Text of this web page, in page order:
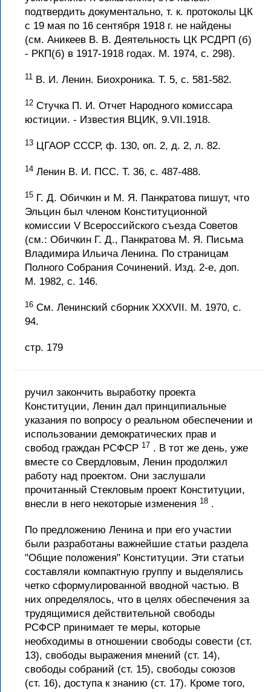
подтвердить документально, т. к. протоколы ЦК
с 19 мая по 16 сентября 1918 г. не найдены
(см. Аникеев В. В. Деятельность ЦК РСДРП (б)
- РКП(б) в 1917-1918 годах. М. 1974, с. 298).
11 В. И. Ленин. Биохроника. Т. 5, с. 581-582.
12 Стучка П. И. Отчет Народного комиссара
юстиции. - Известия ВЦИК, 9.VII.1918.
13 ЦГАОР СССР, ф. 130, оп. 2, д. 2, л. 82.
14 Ленин В. И. ПСС. Т. 36, с. 487-488.
15 Г. Д. Обичкин и М. Я. Панкратова пишут, что
Эльцин был членом Конституционной
комиссии V Всероссийского съезда Советов
(см.: Обичкин Г. Д., Панкратова М. Я. Письма
Владимира Ильича Ленина. По страницам
Полного Собрания Сочинений. Изд. 2-е, доп.
М. 1982, с. 146.
16 См. Ленинский сборник XXXVII. М. 1970, с.
94.
стр. 179
ручил закончить выработку проекта
Конституции, Ленин дал принципиальные
указания по вопросу о реальном обеспечении и
использовании демократических прав и
свобод граждан РСФСР 17 . В тот же день, уже
вместе со Свердловым, Ленин продолжил
работу над проектом. Они заслушали
прочитанный Стекловым проект Конституции,
внесли в него некоторые изменения 18 .
По предложению Ленина и при его участии
были разработаны важнейшие статьи раздела
"Общие положения" Конституции. Эти статьи
составляли компактную группу и выделялись
четко сформулированной вводной частью. В
них определялось, что в целях обеспечения за
трудящимися действительной свободы
РСФСР принимает те меры, которые
необходимы в отношении свободы совести (ст.
13), свободы выражения мнений (ст. 14),
свободы собраний (ст. 15), свободы союзов
(ст. 16), доступа к знанию (ст. 17). Кроме того,